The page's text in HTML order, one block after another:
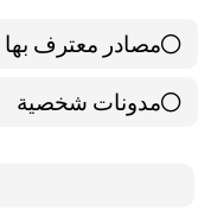
مصادر معترف بها
39 ( 65 % )
مدونات شخصية
21 ( 35 % )